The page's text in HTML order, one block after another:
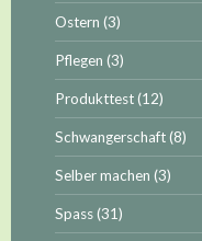
Ostern (3)
Pflegen (3)
Produkttest(12)
Schwangerschaft(8)
Selber machen (3)
Spass(31)